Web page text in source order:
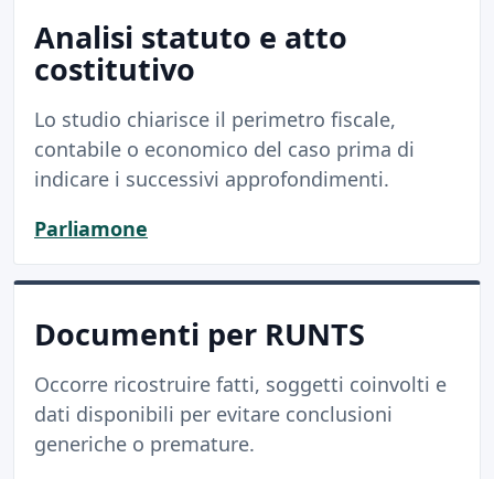
Analisi statuto e atto
costitutivo
Lo studio chiarisce il perimetro fiscale,
contabile o economico del caso prima di
indicare i successivi approfondimenti.
Parliamone
Documenti per RUNTS
Occorre ricostruire fatti, soggetti coinvolti e
dati disponibili per evitare conclusioni
generiche o premature.